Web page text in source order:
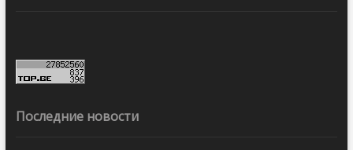
Последние новости